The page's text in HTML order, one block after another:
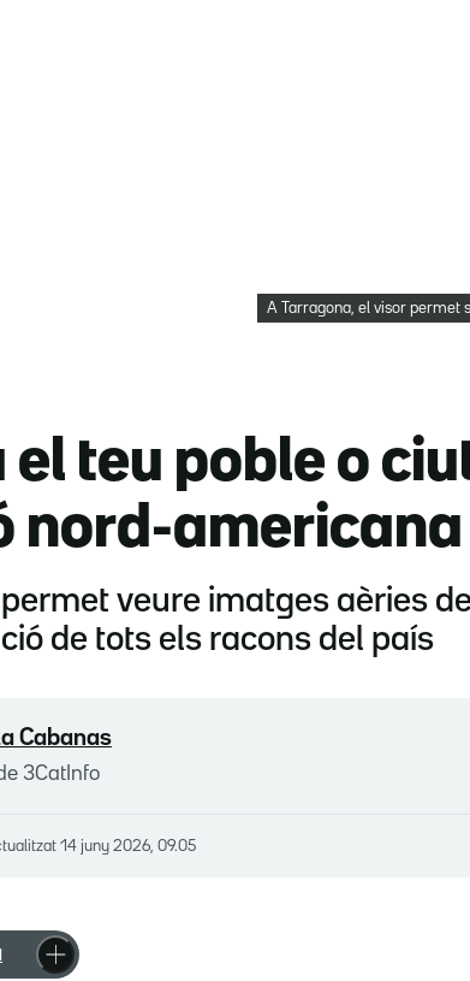
A Tarragona, el visor permet
el teu poble o
nord-
veure imatges aèries
de tots els racons del país
Cabanas
3CatInfo
14 juny 2026, 09.05